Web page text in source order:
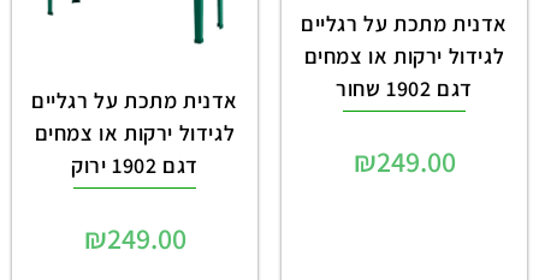
אדנית מתכת על רגליים
לגידול ירקות או צמחים
דגם 1902 שחור
₪249.00
אדנית מתכת על רגליים
לגידול ירקות או צמחים
דגם 1902 ירוק
₪249.00